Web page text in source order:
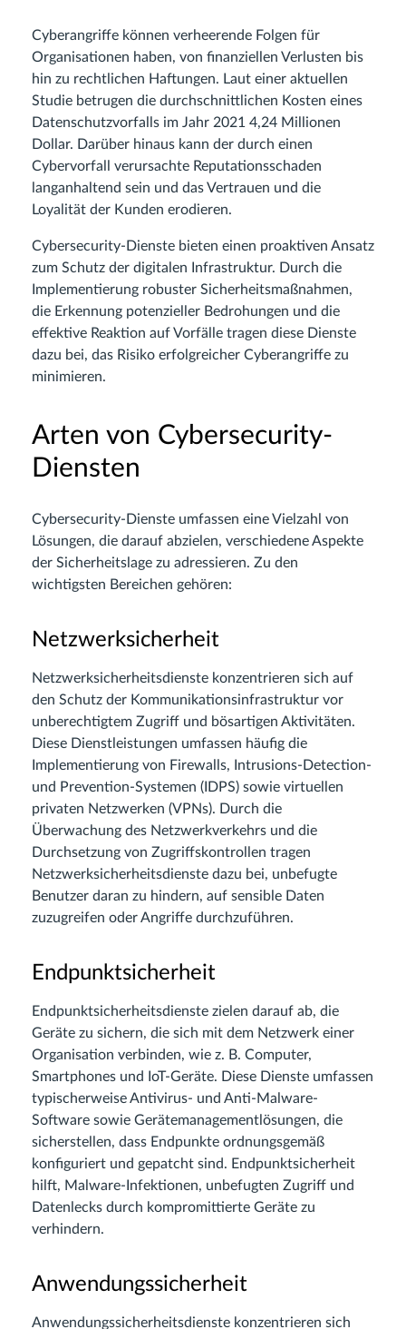
Cyberangriffe können verheerende Folgen für
Organisationen haben, von finanziellen Verlusten bis
hin zu rechtlichen Haftungen. Laut einer aktuellen
Studie betrugen die durchschnittlichen Kosten eines
Datenschutzvorfalls im Jahr 2021 4,24 Millionen
Dollar. Darüber hinaus kann der durch einen
Cybervorfall verursachte Reputationsschaden
langanhaltend sein und das Vertrauen und die
Loyalität der Kunden erodieren.
Cybersecurity-Dienste bieten einen proaktiven Ansatz
zum Schutz der digitalen Infrastruktur. Durch die
Implementierung robuster Sicherheitsmaßnahmen,
die Erkennung potenzieller Bedrohungen und die
effektive Reaktion auf Vorfälle tragen diese Dienste
dazu bei, das Risiko erfolgreicher Cyberangriffe zu
minimieren.
Arten von Cybersecurity-
Diensten
Cybersecurity-Dienste umfassen eine Vielzahl von
Lösungen, die darauf abzielen, verschiedene Aspekte
der Sicherheitslage zu adressieren. Zu den
wichtigsten Bereichen gehören:
Netzwerksicherheit
Netzwerksicherheitsdienste konzentrieren sich auf
den Schutz der Kommunikationsinfrastruktur vor
unberechtigtem Zugriff und bösartigen Aktivitäten.
Diese Dienstleistungen umfassen häufig die
Implementierung von Firewalls, Intrusions-Detection-
und Prevention-Systemen (IDPS) sowie virtuellen
privaten Netzwerken (VPNs). Durch die
Überwachung des Netzwerkverkehrs und die
Durchsetzung von Zugriffskontrollen tragen
Netzwerksicherheitsdienste dazu bei, unbefugte
Benutzer daran zu hindern, auf sensible Daten
zuzugreifen oder Angriffe durchzuführen.
Endpunktsicherheit
Endpunktsicherheitsdienste zielen darauf ab, die
Geräte zu sichern, die sich mit dem Netzwerk einer
Organisation verbinden, wie z. B. Computer,
Smartphones und IoT-Geräte. Diese Dienste umfassen
typischerweise Antivirus- und Anti-Malware-
Software sowie Gerätemanagementlösungen, die
sicherstellen, dass Endpunkte ordnungsgemäß
konfiguriert und gepatcht sind. Endpunktsicherheit
hilft, Malware-Infektionen, unbefugten Zugriff und
Datenlecks durch kompromittierte Geräte zu
verhindern.
Anwendungssicherheit
Anwendungssicherheitsdienste konzentrieren sich